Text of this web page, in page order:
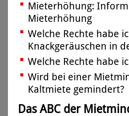
Mieterhöhung:
Mieterhöhung
Welche Rechte habe
Knackgeräuschen in
Welche Rechte habe
Wird bei einer
Kaltmiete gemindert?
Das ABC der